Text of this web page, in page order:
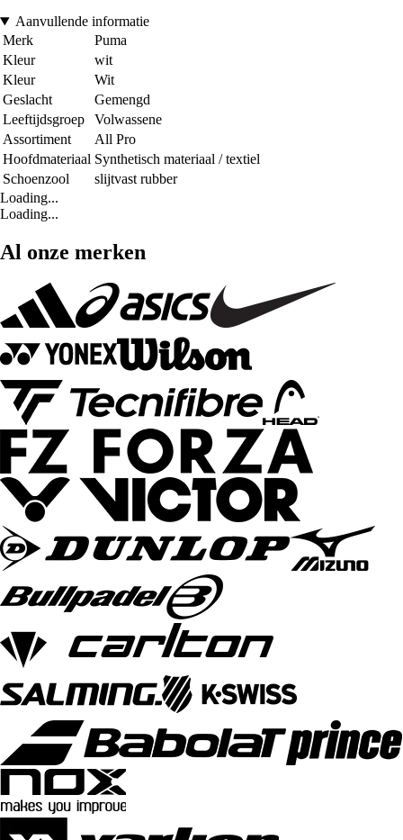
Aanvullende informatie
Merk
Puma
Kleur
wit
Kleur
Wit
Geslacht
Gemengd
Leeftijdsgroep
Volwassene
Assortiment
All Pro
Hoofdmateriaal Synthetisch materiaal / textiel
Schoenzool
slijtvast rubber
Loading...
Loading...
Al onze merken